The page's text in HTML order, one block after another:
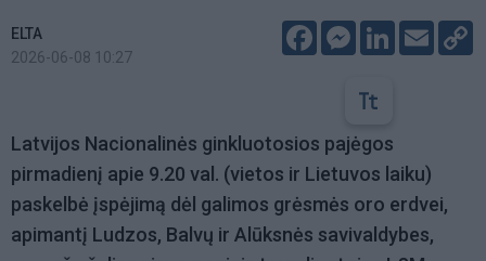
ELTA
2026-06-08 10:27
FacebookMessenger
LinkedIn
Email
Latvijos Nacionalinės ginkluotosios pajėgos
pirmadienį apie 9.20 val. (vietos ir Lietuvos laiku)
paskelbė įspėjimą dėl galimos grėsmės oro erdvei,
apimantį Ludzos, Balvų ir Alūksnės savivaldybes,